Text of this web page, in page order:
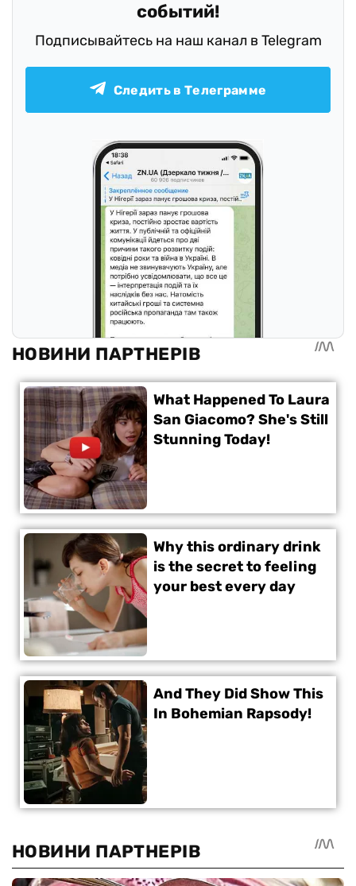
событий!
Подписывайтесь на наш канал в Telegram
Следить в Телеграмме